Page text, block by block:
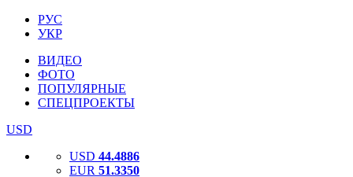
РУС
УКР
ВИДЕО
ФОТО
ПОПУЛЯРНЫЕ
СПЕЦПРОЕКТЫ
USD
USD 44.4886
EUR 51.3350